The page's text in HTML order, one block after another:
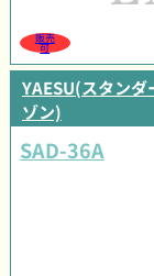
販売
可
YAESU(スタンダ
ゾン)
SAD-36A